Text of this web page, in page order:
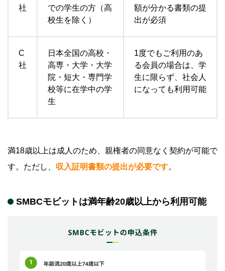
カードローンの利用はSMBCモビットのカードロ
社
での学生の方（高
校生を除く）
額が分かる書類の提
出が必須
C
社
日本全国の高校・
高専・大学・大学
院・短大・専門学
校等に在学中の学
生
1度でもご利用のあ
る会員の場合は、学
生に限らず、社会人
になっても利用可能
満18歳以上は成人のため、親権者の同意なく契約が可能で
す。ただし、 収入証明書類の提出が必要です。
SMBCモビットは満年齢20歳以上から利用可能